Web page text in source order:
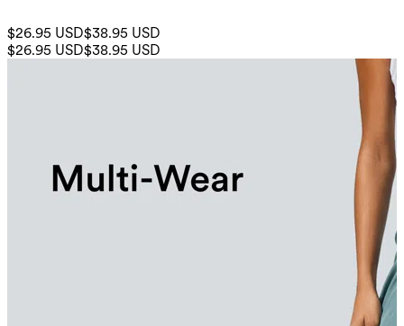
$26.95 USD$38.95 USD
$26.95 USD$38.95 USD